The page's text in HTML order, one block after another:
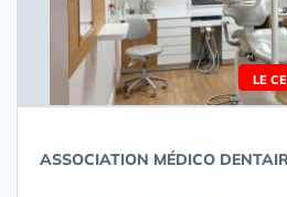
LE
ASSOCIATION MÉDICO